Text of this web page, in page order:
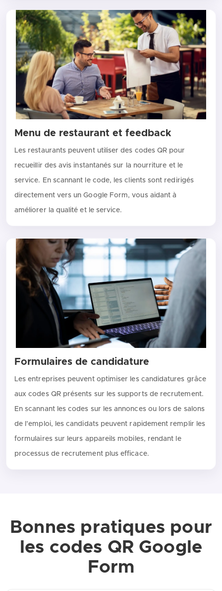
Menu de restaurant et feedback
Les restaurants peuvent utiliser des codes QR pour
recueillir des avis instantanés sur la nourriture et le
service. En scannant le code, les clients sont redirigés
directement vers un Google Form, vous aidant à
améliorer la qualité et le service.
Formulaires de candidature
Les entreprises peuvent optimiser les candidatures grâce
aux codes QR présents sur les supports de recrutement.
En scannant les codes sur les annonces ou lors de salons
de l’emploi, les candidats peuvent rapidement remplir les
formulaires sur leurs appareils mobiles, rendant le
processus de recrutement plus efficace.
Bonnes pratiques pour
les codes QR Google
Form